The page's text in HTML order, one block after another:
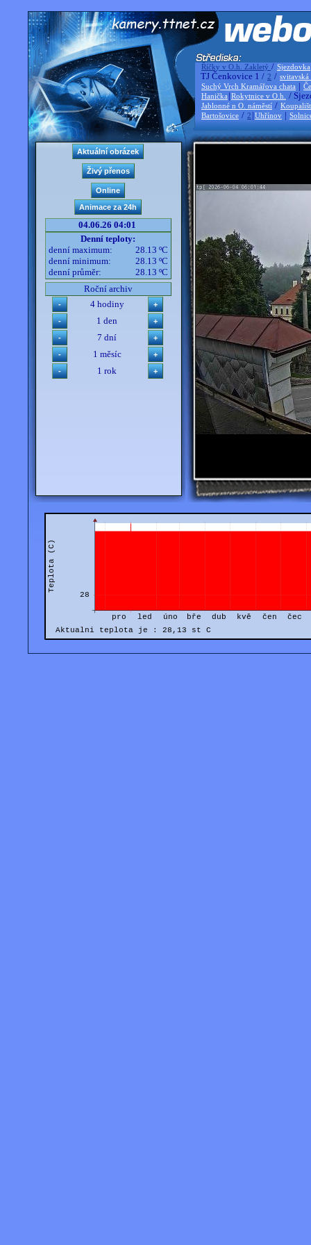
Říčky v O.h. Zakletý / Sjezdovka
TJ Čenkovice 1 / 2 / svitavská
Suchý Vrch Kramářova chata |
Hanička |Rokytnice v O.h. /
Jablonné n O. náměstí /
Bartošovice / 2 |Uhřínov |
04.06.26 04:01
Denní teploty:
denní maximum:
28.13 ºC
denní minimum:
28.13 ºC
denní průměr:
28.13 ºC
Roční archiv
4 hodiny
1 den
7 dní
1 měsíc
1 rok